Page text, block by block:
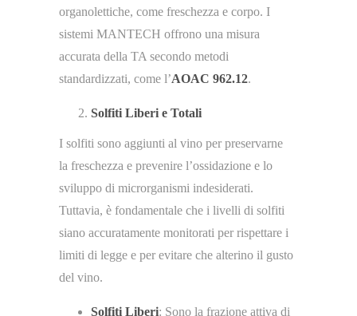
organolettiche, come freschezza e corpo. I
sistemi MANTECH offrono una misura
accurata della TA secondo metodi
standardizzati, come l’AOAC 962.12​.
Solfiti Liberi e Totali
I solfiti sono aggiunti al vino per preservarne
la freschezza e prevenire l’ossidazione e lo
sviluppo di microrganismi indesiderati.
Tuttavia, è fondamentale che i livelli di solfiti
siano accuratamente monitorati per rispettare i
limiti di legge e per evitare che alterino il gusto
del vino.
Solfiti Liberi: Sono la frazione attiva di